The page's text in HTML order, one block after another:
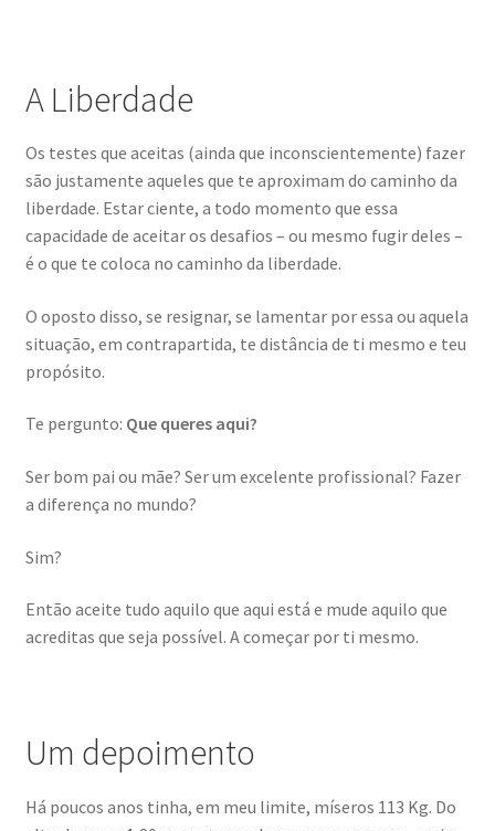
A Liberdade
Os testes que aceitas (ainda que inconscientemente) fazer
são justamente aqueles que te aproximam do caminho da
liberdade. Estar ciente, a todo momento que essa
capacidade de aceitar os desafios – ou mesmo fugir deles –
é o que te coloca no caminho da liberdade.
O oposto disso, se resignar, se lamentar por essa ou aquela
situação, em contrapartida, te distância de ti mesmo e teu
propósito.
Te pergunto: Que queres aqui?
Ser bom pai ou mãe? Ser um excelente profissional? Fazer
a diferença no mundo?
Sim?
Então aceite tudo aquilo que aqui está e mude aquilo que
acreditas que seja possível. A começar por ti mesmo.
Um depoimento
Há poucos anos tinha, em meu limite, míseros 113 Kg. Do